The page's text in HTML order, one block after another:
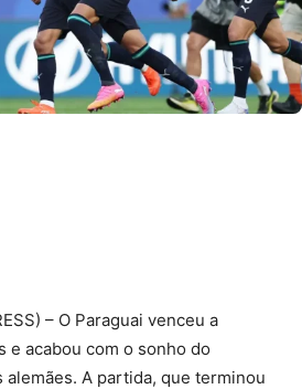
– O Paraguai venceu a
e acabou com o sonho do
alemães. A partida, que terminou